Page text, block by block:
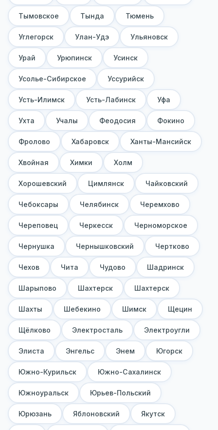
Тымовское Тында Тюмень
Углегорск Улан-Удэ Ульяновск
Урай Урюпинск Усинск
Усолье-Сибирское Уссурийск
Усть-Илимск Усть-Лабинск Уфа
Ухта Учалы Феодосия Фокино
Фролово Хабаровск Ханты-Мансийск
Хвойная Химки Холм
Хорошевский Цимлянск Чайковский
Чебоксары Челябинск Черемхово
Череповец Черкесск Черноморское
Чернушка Чернышковский Чертково
Чехов Чита Чудово Шадринск
Шарыпово Шахтерск Шахтерск
Шахты Шебекино Шимск Щецин
Щёлково Электросталь Электроугли
Элиста Энгельс Энем Югорск
Южно-Курильск Южно-Сахалинск
Южноуральск Юрьев-Польский
Юрюзань Яблоновский Якутск